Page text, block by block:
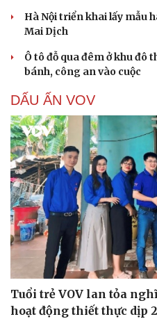
Hà Nội triển khai lấy mẫu
Mai Dịch
Ô tô đỗ qua đêm ở khu đô
bánh, công an vào cuộc
DẤU ẤN VOV
Tuổi trẻ VOV lan tỏa
hoạt động thiết thực dịp